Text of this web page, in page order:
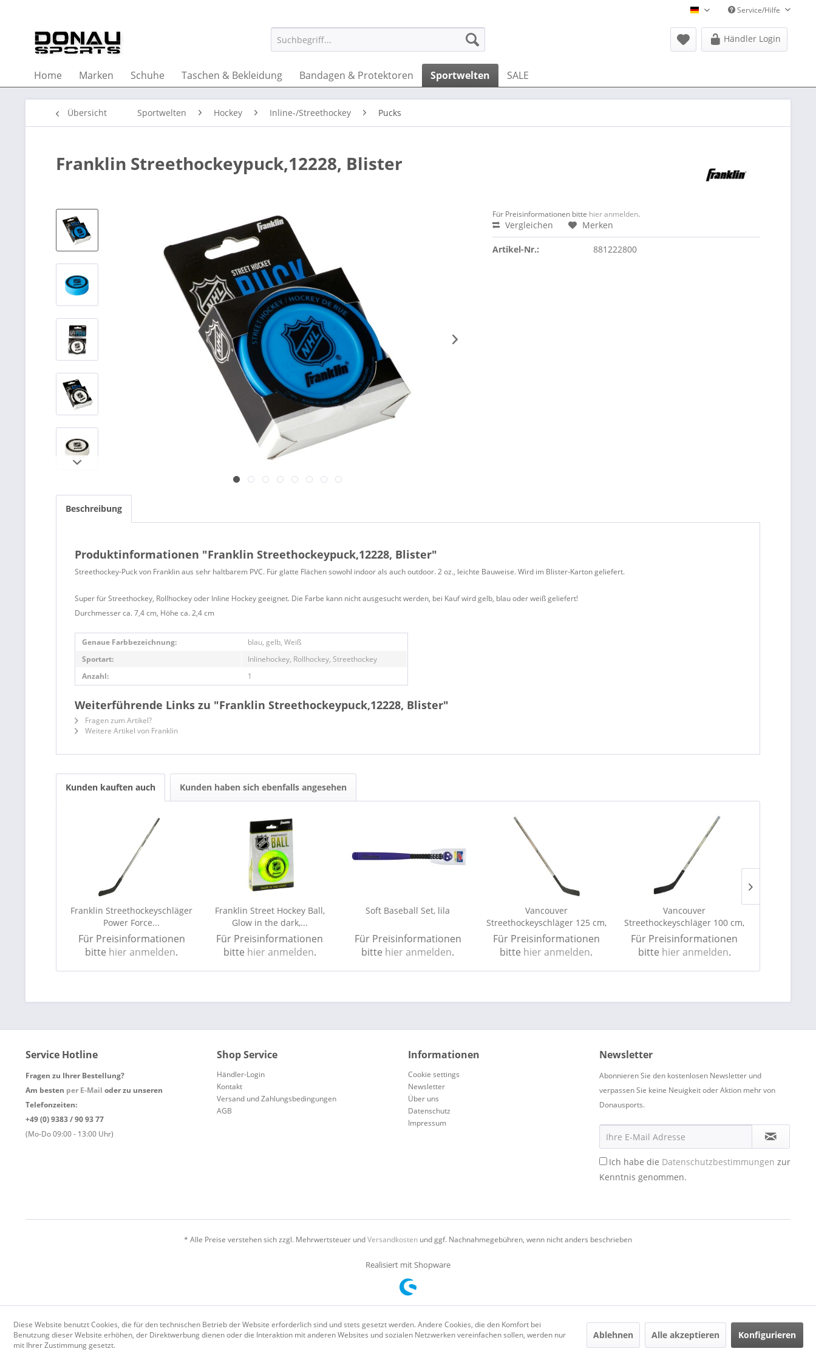
Donausports Deutsch
Service/Hilfe
Händler Login
Home Marken Schuhe Taschen & Bekleidung Bandagen & Protektoren Sportwelten SALE
Übersicht Sportwelten Hockey Inline-/Streethockey Pucks
Franklin Streethockeypuck,12228, Blister
Für Preisinformationen bitte hier anmelden.
Vergleichen Merken
Artikel-Nr.: 881222800
Beschreibung
Produktinformationen "Franklin Streethockeypuck,12228, Blister"
Streethockey-Puck von Franklin aus sehr haltbarem PVC. Für glatte Flächen sowohl indoor als auch outdoor. 2 oz., leichte Bauweise. Wird im Blister-Karton geliefert.
Super für Streethockey, Rollhockey oder Inline Hockey geeignet. Die Farbe kann nicht ausgesucht werden, bei Kauf wird gelb, blau oder weiß geliefert!
Durchmesser ca. 7,4 cm, Höhe ca. 2,4 cm
Genaue Farbbezeichnung:
blau, gelb, Weiß
Sportart:
Inlinehockey, Rollhockey, Streethockey
Anzahl:
1
Weiterführende Links zu "Franklin Streethockeypuck,12228, Blister"
Fragen zum Artikel?
Weitere Artikel von Franklin
Kunden kauften auch Kunden haben sich ebenfalls angesehen
Franklin Streethockeyschläger
Power Force...
Für Preisinformationen
bitte hier anmelden.
Franklin Street Hockey Ball,
Glow in the dark,...
Für Preisinformationen
bitte hier anmelden.
Soft Baseball Set, lila
Für Preisinformationen
bitte hier anmelden.
Vancouver
Streethockeyschläger 125 cm,
Junior
Für Preisinformationen
bitte hier anmelden.
Vancouver
Streethockeyschläger 100 cm,
Kids
Für Preisinformationen
bitte hier anmelden.
Service Hotline
Fragen zu Ihrer Bestellung?
Am besten per E-Mail oder zu unseren
Telefonzeiten:
+49 (0) 9383 / 90 93 77
(Mo-Do 09:00 - 13:00 Uhr)
Shop Service
Händler-Login
Kontakt
Versand und Zahlungsbedingungen
AGB
Informationen
Cookie settings
Newsletter
Über uns
Datenschutz
Impressum
Newsletter
Abonnieren Sie den kostenlosen Newsletter und
verpassen Sie keine Neuigkeit oder Aktion mehr von
Donausports.
Ich habe die Datenschutzbestimmungen zur
Kenntnis genommen.
* Alle Preise verstehen sich zzgl. Mehrwertsteuer undVersandkosten und ggf. Nachnahmegebühren, wenn nicht anders beschrieben
Realisiert mit Shopware
Diese Website benutzt Cookies, die für den technischen Betrieb der Website erforderlich sind und stets gesetzt werden. Andere Cookies, die den Komfort bei
Benutzung dieser Website erhöhen, der Direktwerbung dienen oder die Interaktion mit anderen Websites und sozialen Netzwerken vereinfachen sollen, werden nur
mit Ihrer Zustimmung gesetzt.
Ablehnen Alle akzeptieren Konfigurieren